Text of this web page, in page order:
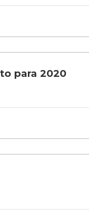
para 2020